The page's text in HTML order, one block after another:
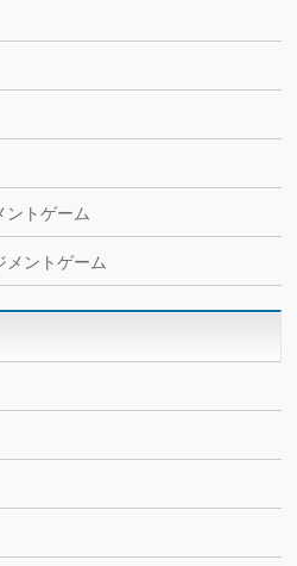
トゲーム
ントゲーム